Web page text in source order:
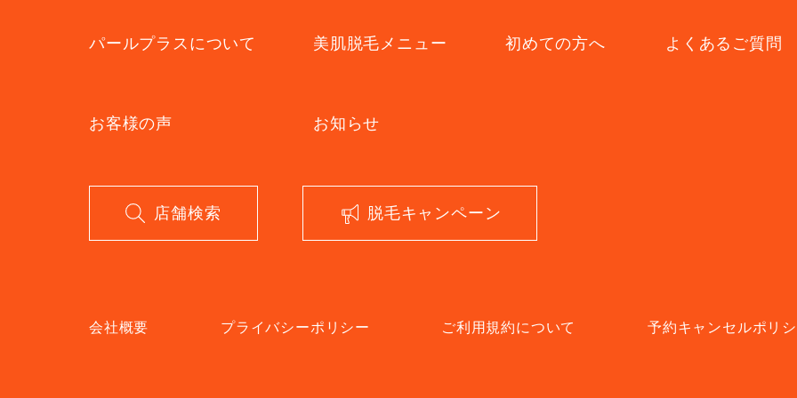
パールプラスについて 美肌脱毛メニュー 初めての方へ よくあるご質問
お客様の声 お知らせ
店舗検索 脱毛キャンペーン
会社概要 プライバシーポリシー ご利用規約について 予約キャンセルポリ